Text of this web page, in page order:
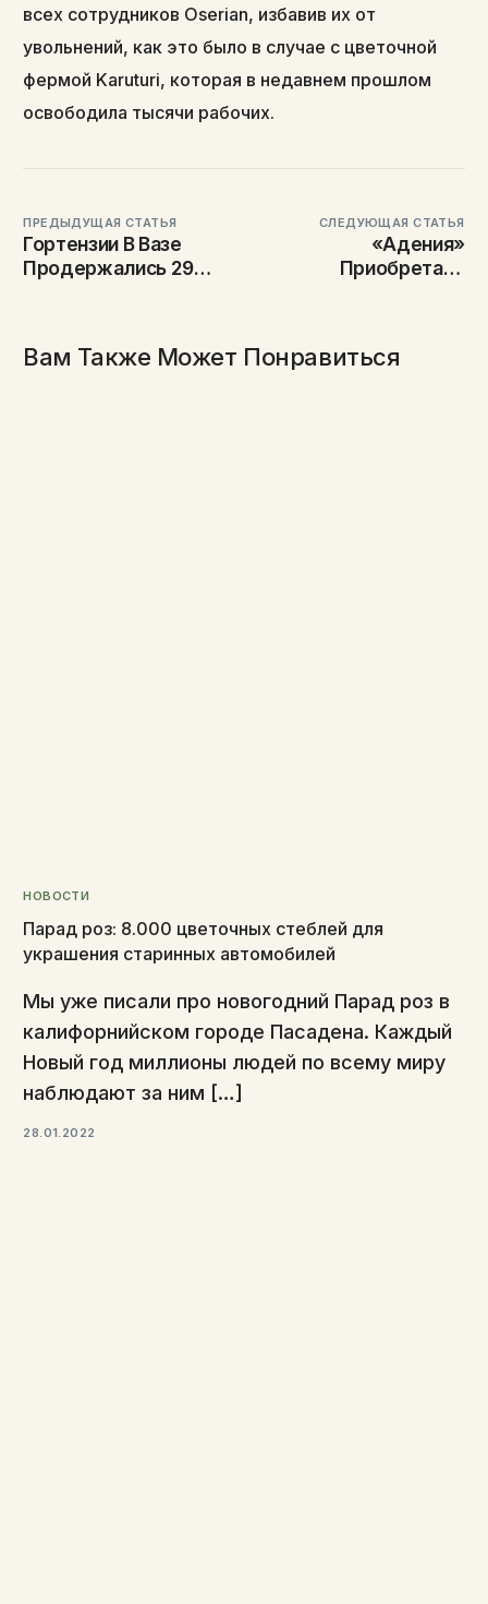
всех сотрудников Oserian, избавив их от
увольнений, как это было в случае с цветочной
фермой Karuturi, которая в недавнем прошлом
освободила тысячи рабочих.
ПРЕДЫДУЩАЯ СТАТЬЯ
Гортензии В Вазе
Продержались 29
СЛЕДУЮЩАЯ СТАТЬЯ
«Адения»
Приобретает
Вам Также Может Понравиться
НОВОСТИ
Парад роз: 8.000 цветочных стеблей для
украшения старинных автомобилей
Мы уже писали про новогодний Парад роз в
калифорнийском городе Пасадена. Каждый
Новый год миллионы людей по всему миру
наблюдают за ним […]
28.01.2022